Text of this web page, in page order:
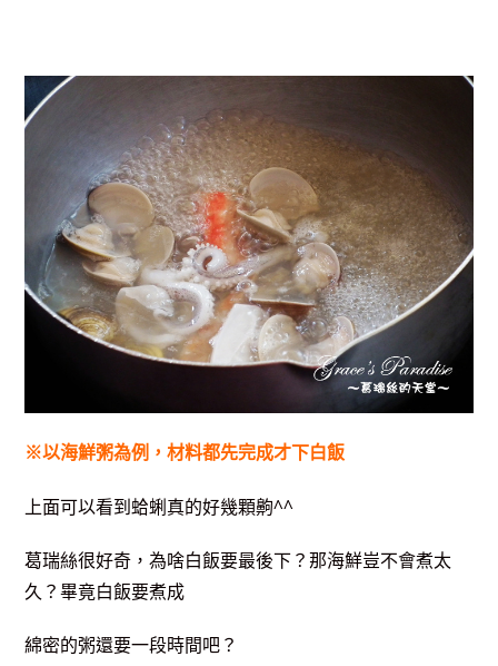
※以海鮮粥為例，材料都先完成才下白飯
上面可以看到蛤蜊真的好幾顆齁^^
葛瑞絲很好奇，為啥白飯要最後下？那海鮮豈不會煮太
久？畢竟白飯要煮成
綿密的粥還要一段時間吧？